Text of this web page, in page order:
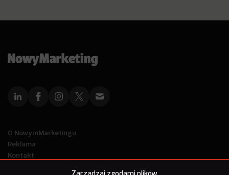
O NowymMarketingu
Reklama
Kontakt